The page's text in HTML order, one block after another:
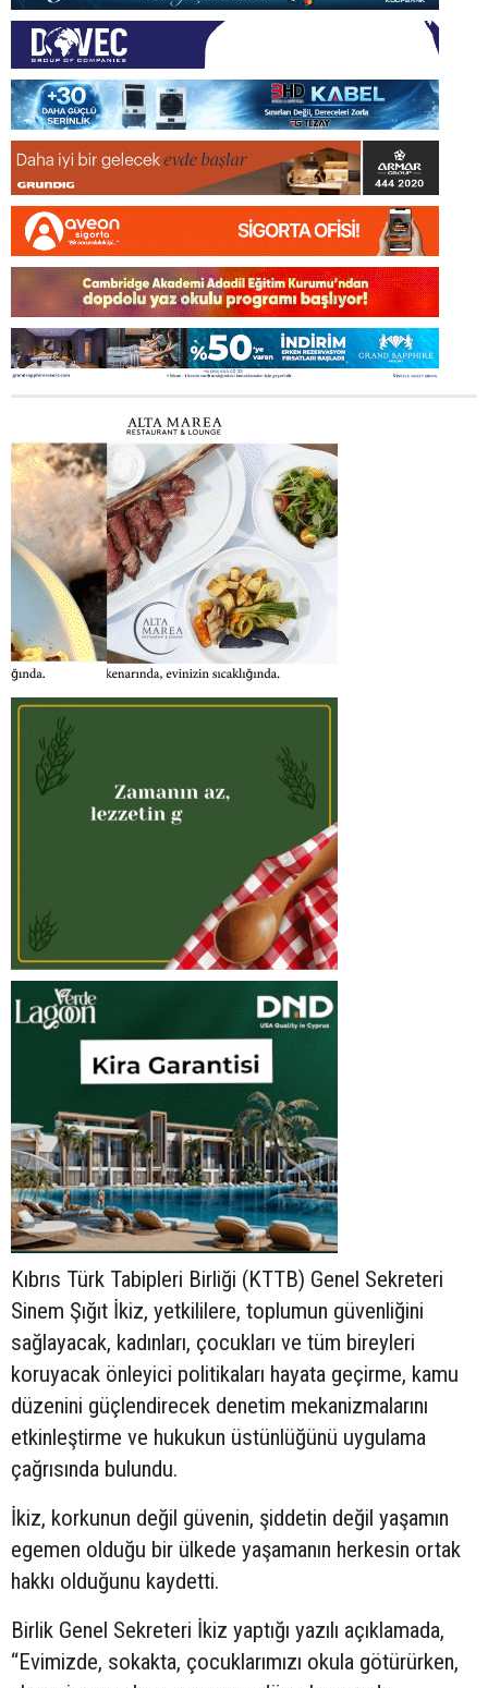
Kıbrıs Türk Tabipleri Birliği (KTTB) Genel Sekreteri
Sinem Şığıt İkiz, yetkililere, toplumun güvenliğini
sağlayacak, kadınları, çocukları ve tüm bireyleri
koruyacak önleyici politikaları hayata geçirme, kamu
düzenini güçlendirecek denetim mekanizmalarını
etkinleştirme ve hukukun üstünlüğünü uygulama
çağrısında bulundu.
İkiz, korkunun değil güvenin, şiddetin değil yaşamın
egemen olduğu bir ülkede yaşamanın herkesin ortak
hakkı olduğunu kaydetti.
Birlik Genel Sekreteri İkiz yaptığı yazılı açıklamada,
“Evimizde, sokakta, çocuklarımızı okula götürürken,